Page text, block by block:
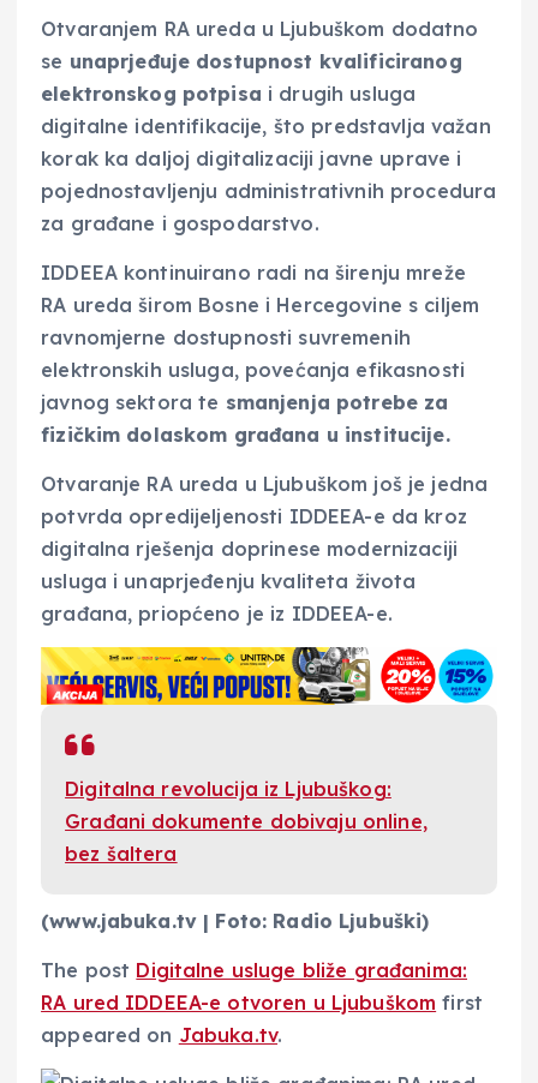
Otvaranjem RA ureda u Ljubuškom dodatno
se unaprjeđuje dostupnost kvalificiranog
elektronskog potpisa i drugih usluga
digitalne identifikacije, što predstavlja važan
korak ka daljoj digitalizaciji javne uprave i
pojednostavljenju administrativnih procedura
za građane i gospodarstvo.
IDDEEA kontinuirano radi na širenju mreže
RA ureda širom Bosne i Hercegovine s ciljem
ravnomjerne dostupnosti suvremenih
elektronskih usluga, povećanja efikasnosti
javnog sektora te smanjenja potrebe za
fizičkim dolaskom građana u institucije.
Otvaranje RA ureda u Ljubuškom još je jedna
potvrda opredijeljenosti IDDEEA-e da kroz
digitalna rješenja doprinese modernizaciji
usluga i unaprjeđenju kvaliteta života
građana, priopćeno je iz IDDEEA-e.
Digitalna revolucija iz Ljubuškog:
Građani dokumente dobivaju online,
bez šaltera
(www.jabuka.tv | Foto: Radio Ljubuški)
The post Digitalne usluge bliže građanima:
RA ured IDDEEA-e otvoren u Ljubuškom first
appeared on Jabuka.tv.